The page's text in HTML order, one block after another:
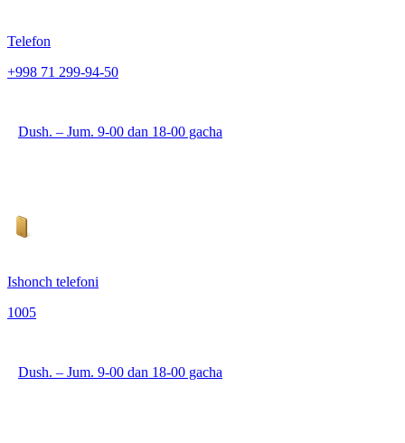
Telefon
+998 71 299-94-50
Dush. – Jum. 9-00 dan 18-00 gacha
Ishonch telefoni
1005
Dush. – Jum. 9-00 dan 18-00 gacha